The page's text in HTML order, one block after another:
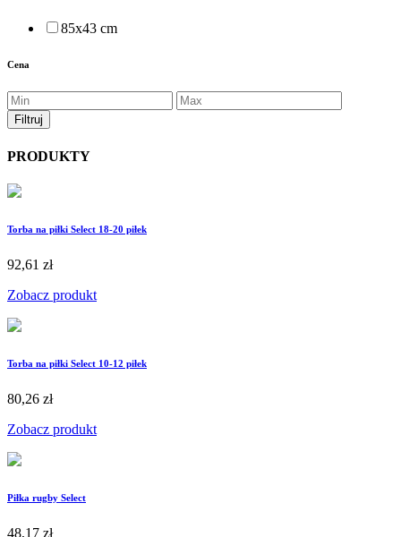
85x43 cm
Cena
PRODUKTY
Torba na piłki Select 18-20 piłek
92,61 zł
Zobacz produkt
Torba na piłki Select 10-12 piłek
80,26 zł
Zobacz produkt
Piłka rugby Select
48,17 zł